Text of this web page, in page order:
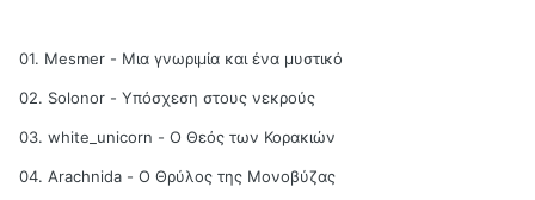
01. Mesmer - Μια γνωριμία και ένα μυστικό
02. Solonor - Υπόσχεση στους νεκρούς
03. white_unicorn - Ο Θεός των Κορακιών
04. Arachnida - Ο Θρύλος της Μονοβύζας